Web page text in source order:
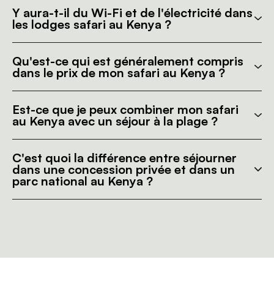
Y aura-t-il du Wi-Fi et de l'électricité dans
les lodges safari au Kenya ?
Qu'est-ce qui est généralement compris
dans le prix de mon safari au Kenya ?
Est-ce que je peux combiner mon safari
au Kenya avec un séjour à la plage ?
C'est quoi la différence entre séjourner
dans une concession privée et dans un
parc national au Kenya ?